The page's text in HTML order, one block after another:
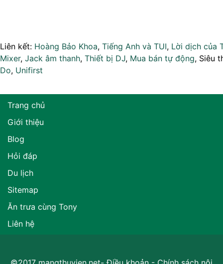
Liên kết: Hoàng Bảo Khoa, Tiếng Anh và TUI, Lời dịch của
Mixer, Jack âm thanh, Thiết bị DJ, Mua bán tự động, Siêu
Do, Unifirst
Trang chủ
Giới thiệu
Blog
Hỏi đáp
Du lịch
Sitemap
Ăn trưa cùng Tony
Liên hệ